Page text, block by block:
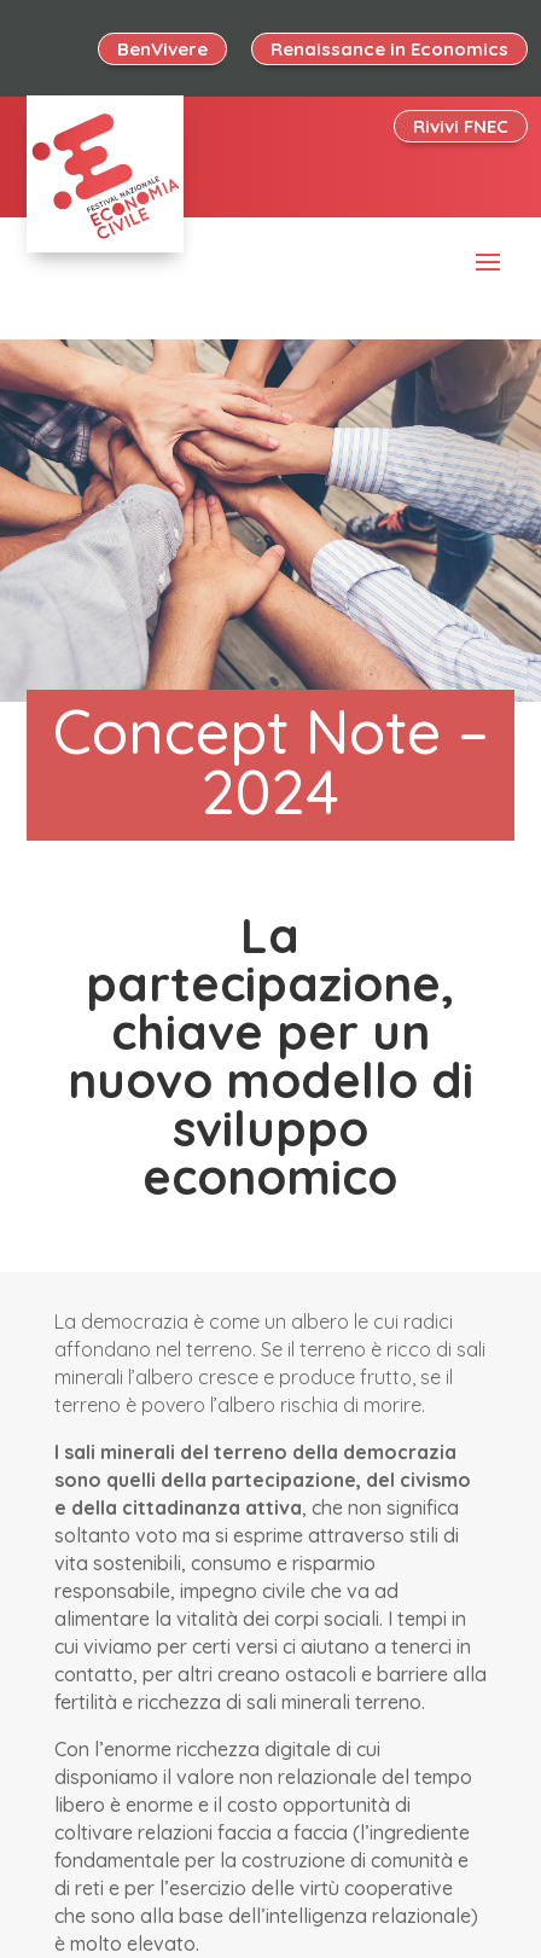
BenVivere Renaissance in Economics
Rivivi FNEC
Concept Note –
2024
La
partecipazione,
chiave per un
nuovo modello di
sviluppo
economico
La democrazia è come un albero le cui radici
affondano nel terreno. Se il terreno è ricco di sali
minerali l’albero cresce e produce frutto, se il
terreno è povero l’albero rischia di morire.
I sali minerali del terreno della democrazia
sono quelli della partecipazione, del civismo
e della cittadinanza attiva, che non significa
soltanto voto ma si esprime attraverso stili di
vita sostenibili, consumo e risparmio
responsabile, impegno civile che va ad
alimentare la vitalità dei corpi sociali. I tempi in
cui viviamo per certi versi ci aiutano a tenerci in
contatto, per altri creano ostacoli e barriere alla
fertilità e ricchezza di sali minerali terreno.
Con l’enorme ricchezza digitale di cui
disponiamo il valore non relazionale del tempo
libero è enorme e il costo opportunità di
coltivare relazioni faccia a faccia (l’ingrediente
fondamentale per la costruzione di comunità e
di reti e per l’esercizio delle virtù cooperative
che sono alla base dell’intelligenza relazionale)
è molto elevato.